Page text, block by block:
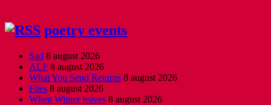
poetry events
Sad 8 august 2026
ALF 8 august 2026
What You Send Returns 8 august 2026
Flies 8 august 2026
When Winter leaves 8 august 2026